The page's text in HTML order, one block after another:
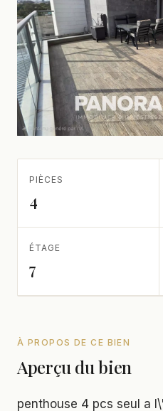
PIÈCES
4
ÉTAGE
7
À PROPOS DE CE BIEN
Aperçu du bien
penthouse 4 pcs seul a